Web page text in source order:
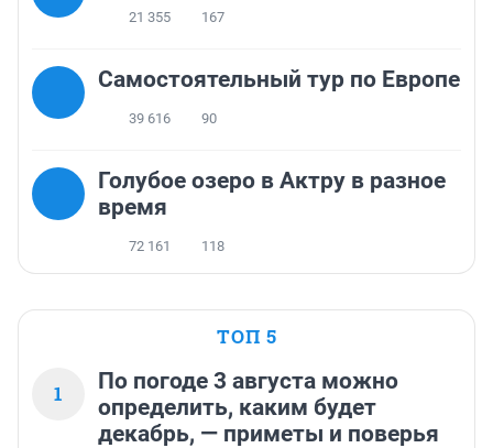
21 355 167
Самостоятельный тур по Европе
39 616 90
Голубое озеро в Актру в разное
время
72 161 118
ТОП 5
1
По погоде 3 августа можно
определить, каким будет
декабрь, — приметы и поверья